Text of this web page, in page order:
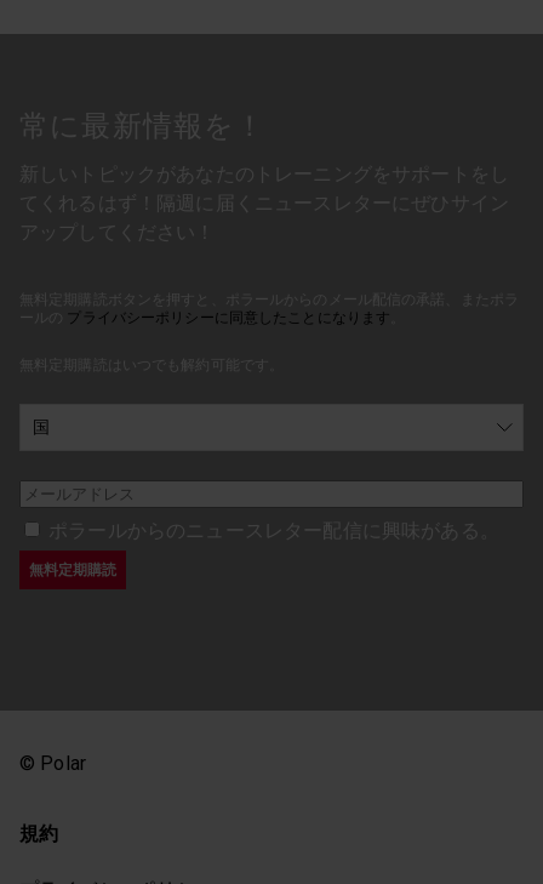
常に最新情報を！
新しいトピックがあなたのトレーニングをサポートをし
てくれるはず！隔週に届くニュースレターにぜひサイン
アップしてください！
無料定期購読ボタンを押すと、ポラールからのメール配信の承諾、またポラ
ールの
プライバシーポリシーに同意したことになります
無料定期購読はいつでも解約可能です。
ポラールからのニュースレター配信に興味がある。
© Polar
規約